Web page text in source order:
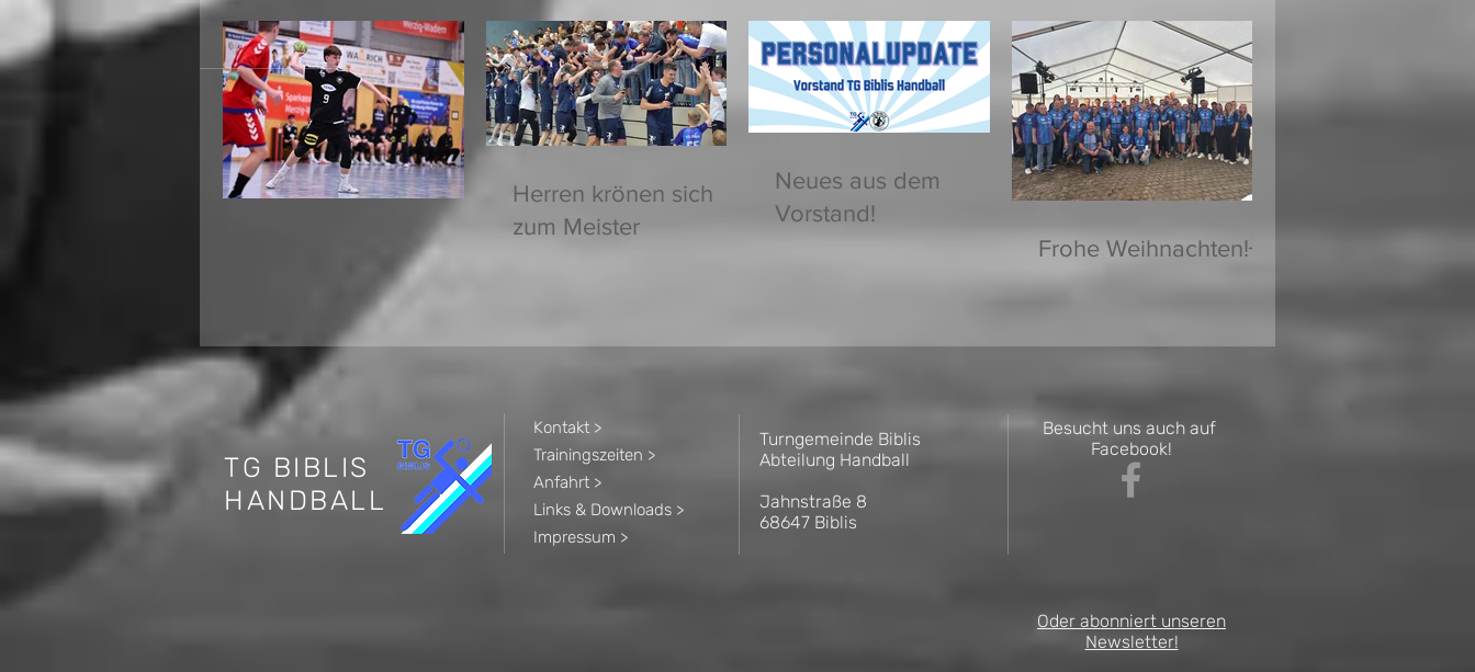
Internationaler
Jugendhandball in
Biblis: Deutschland
trifft auf die Schweiz
Herren krönen sich
zum Meister
Neues aus dem
Vorstand!
Frohe Weihnachten!🌟
TG BIBLIS
HANDBALL
Kontakt >
Trainingszeiten >
Anfahrt >
Links & Downloads >
Impressum >
Turngemeinde Biblis
Abteilung Handball
Jahnstraße 8
68647 Biblis
Besucht uns auch auf
Facebook!
Oder abonniert unseren
Newsletter!